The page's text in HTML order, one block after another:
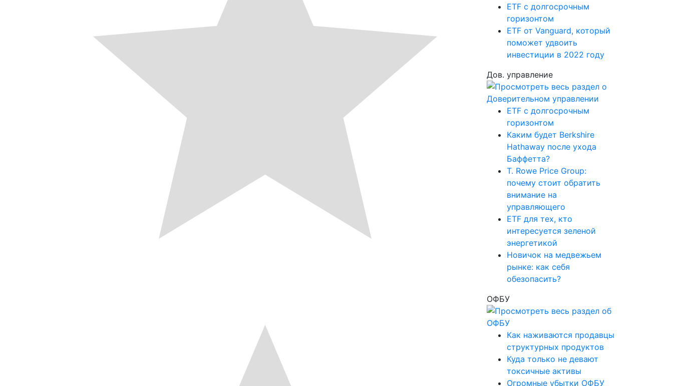
ETF с долгосрочным
горизонтом
ETF от Vanguard, который
поможет удвоить
инвестиции в 2022 году
Дов. управление
ETF с долгосрочным
горизонтом
Каким будет Berkshire
Hathaway после ухода
Баффетта?
T. Rowe Price Group:
почему стоит обратить
внимание на
управляющего
ETF для тех, кто
интересуется зеленой
энергетикой
Новичок на медвежьем
рынке: как себя
обезопасить?
ОФБУ
Как наживаются продавцы
структурных продуктов
Куда только не девают
токсичные активы
Огромные убытки ОФБУ